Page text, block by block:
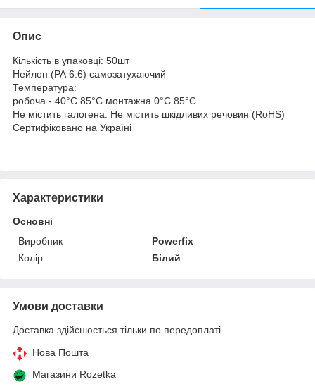
Опис
Кількість в упаковці: 50шт
Нейлон (РА 6.6) самозатухаючий
Температура:
робоча - 40°С 85°С монтажна 0°C 85°C
Не містить галогена. Не містить шкідливих речовин (RoHS)
Сертифіковано на Україні
Характеристики
Основні
Виробник
Powerfix
Колір
Білий
Умови доставки
Доставка здійснюється тільки по передоплаті.
Нова Пошта
Магазини Rozetka